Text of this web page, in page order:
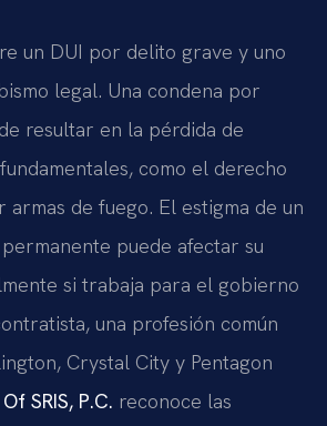
un DUI por delito grave y uno
legal. Una condena por
resultar en la pérdida de
como el derecho
de fuego. El estigma de un
puede afectar su
si trabaja para el gobierno
una profesión común
Crystal City y Pentagon
SRIS, P.C. reconoce las